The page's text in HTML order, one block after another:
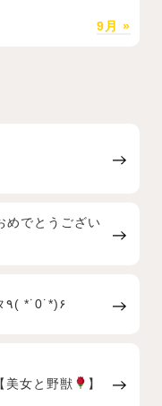
9月 »
めでとうござい
職業体験フェスタ٩( *˙0˙*)۶
美女と野獣 】